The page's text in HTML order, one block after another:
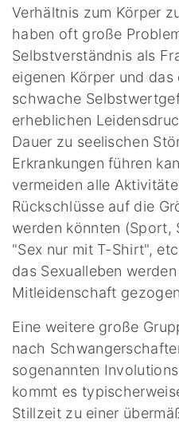
Verhältnis zum Körper
haben oft große
Selbstverständnis als
eigenen Körper und
schwache
erheblichen
Dauer zu seelischen
Erkrankungen führen
vermeiden alle
Rückschlüsse auf die
werden könnten (Sport,
"Sex nur mit T-Shirt",
das Sexualleben
Mitleidenschaft
Eine weitere große
nach
sogenannten
kommt es
Stillzeit zu einer